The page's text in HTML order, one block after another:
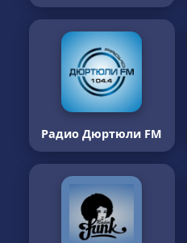
Радио Дюртюли FM